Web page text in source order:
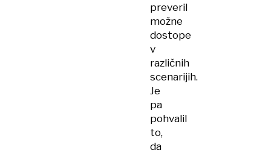
preveril
možne
dostope
v
različnih
scenarijih.
Je
pa
pohvalil
to,
da